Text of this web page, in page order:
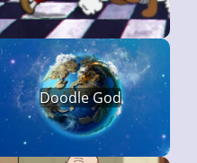
Doodle God